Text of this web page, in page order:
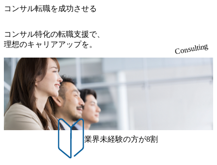
ルティング領域)から参画いただきます。 課題選定から顧客
だきます。 アジャイル開発を通じて顧客の要望や提案を柔
軟に取り入れながら改善サイクルを回すため、ご自身の提
案がサービスに直接反映されやすく、高い貢献度を実感で
きます。 ● 勤務地 東京都渋谷区渋谷3丁目6-7 渋谷金王タワ
ー 事業所内禁煙(入居する施設に喫煙専用室あり) ・就業規
則により就業時間内の喫煙を全面的に禁止 ・禁煙サポート
制度あり オンライン ● 必須要件 以下いずれかのご経験をお
持ちの方 ・システム・ソフトウェア開発経験3年以上 ・要
件定義～基本設計など上流経験2年以上 ・PMO経験2年以上
● 歓迎要件 ・要件定義から詳細設計までのいずれかの上流
工程の経験 ・サブリーダー以上のマネジメント経験 ・お客
様との折衝経験、交渉経験 ・組織課題に対して主体的に業
務改善に取り組まれたご経験 ・アジャイル/スクラムへの興
職率も21.8%（2023年12月時点）とフレキシブルな働き方を
③12時開始 2026年8月10日(月) 16:00 各回50分程度を想定 オ
ンライン 書類選考通過者
ンサルティング会社となり、今後も成長性が大きくみられ
社時に10日間の間みっちりとコンサルの基礎を支援)を魅力
に感じ、他Big4ではなくアビームを選ぶ方も多数 アビーム
といえばSAPをはじめとしたシステム、とイメージされる
こともあるが実態としては経営戦略策定や新規事業立案な
どのトップラインを上げるための戦略案件も多く存在 特に
スポーツ&エンターテイメント領域ではBig4に先んじて注力
し、業界内で大きな存在感を誇る 社員の多様化する生活ス
タイルやライフイベントに対応した働きやすい職場環境を
実現するため、さまざまなサポート制度を導入している 多
文化理解や女性の活躍推進などの取り組み、また、フレッ
クス制度やフリーロケーション制度、フルリモート制度な
どの多様な働き方をサポートする制度が整備されている 202
6年8月23日(日) 9:00～18:00終了 2026年8月12日(水) 16:00 202
外オフィスへのトランスファー制度などが充実している。
東京オフィスに来るグローバルメンバーも多く、グローバ
れており、これまで多くのNPO・NGOなどの非営利団体に
無償でコンサルティングを提供している。 2026年8月29日
(土) の対面Kick-offイベントを皮切りに1か月程度のプログラ
ム ※初回プログラム : 8月29日(土)10:00～13:30 2026年8月12
日(水) 16:00 Bain & Company Tokyoでは、「Tokyo Be Bold Pr
ogram (女性候補者向け選考支援プログラム)」を実施いたし
ます。クライアントに斬新なソリューションを提供し、複
雑な経営課題を解決するために、チームのダイバーシティ
は欠かせません。是非、ユニークな視点と高い志を持つ女
性の皆様に多数ご参画頂きたいと考え、プログラムを開催
性はどのように活躍をしているのか」、「ケース面接の経
験がなく対策の仕方が知りたい」などのお声をたくさんい
コンサル転職を成功させる
コンサル特化の転職支援で、
理想のキャリアアップを。
Consulting
業界未経験の方が8割